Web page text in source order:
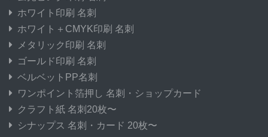
ホワイト印刷 名刺
ホワイト＋CMYK印刷 名刺
メタリック印刷 名刺
ゴールド印刷 名刺
ベルベットPP名刺
ワンポイント箔押し 名刺・ショップカード
クラフト紙 名刺20枚〜
シナップス 名刺・カード 20枚〜